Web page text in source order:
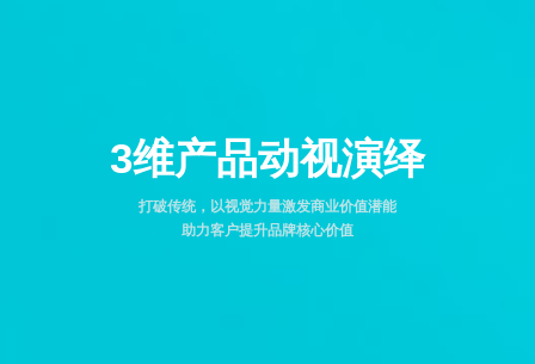
3维产品动视演绎
打破传统，以视觉力量激发商业价值潜能
助力客户提升品牌核心价值